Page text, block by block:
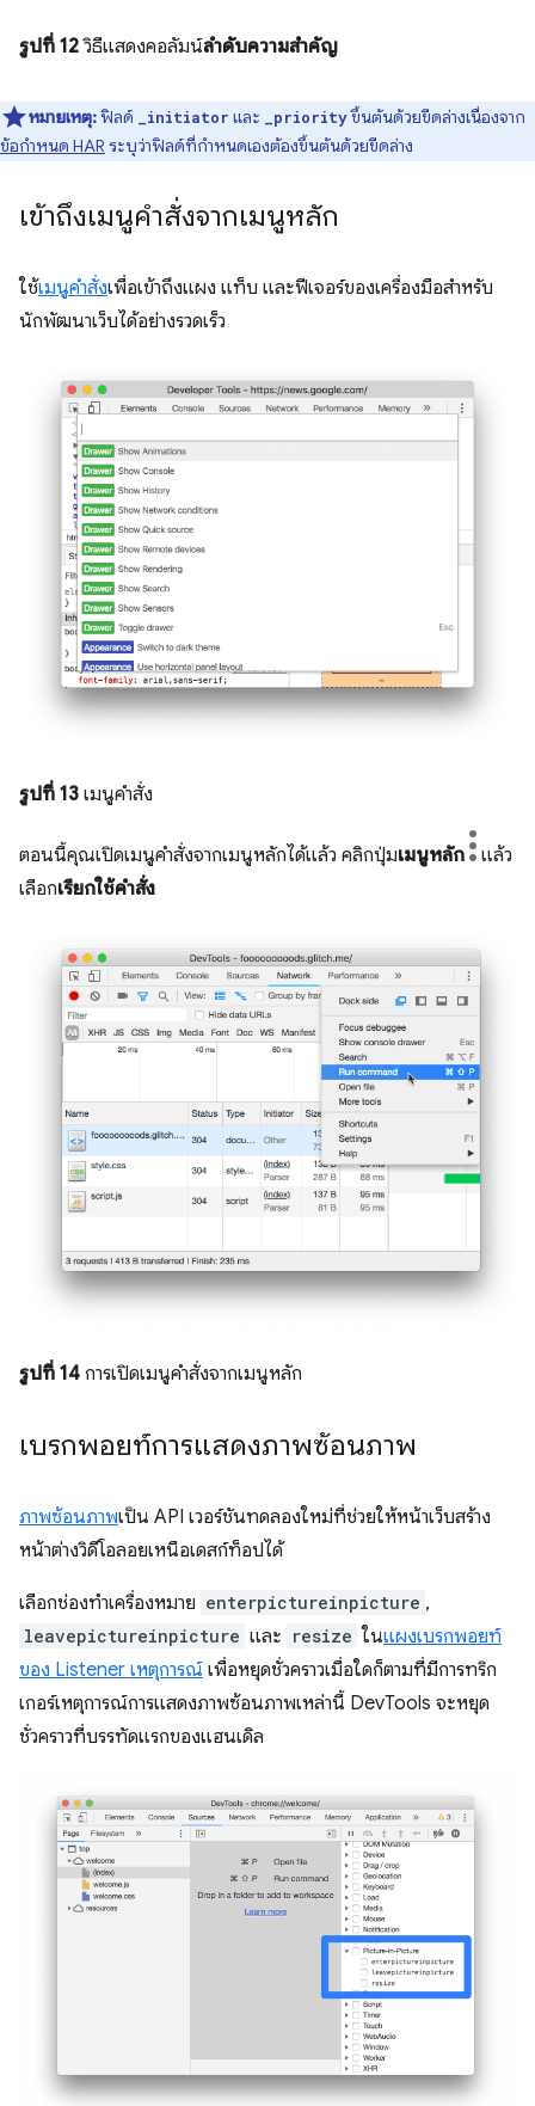
รูปที่ 12วิธีแสดงคอลัมน์ลำดับความสำคัญ
หมายเหตุ:ฟิลด์ _initiator และ _priorityขึ้นต้นด้วยขีดล่างเนื่องจาก
ข้อกำหนด HAR ระบุว่าฟิลด์ที่กำหนดเองต้องขึ้นต้นด้วยขีดล่าง
เข้าถึงเมนูคำสั่งจากเมนูหลัก
ใช้เมนูคำสั่งเพื่อเข้าถึงแผง แท็บ และฟีเจอร์ของเครื่องมือสำหรับ
นักพัฒนาเว็บได้อย่างรวดเร็ว
รูปที่ 13 เมนูคำสั่ง
ตอนนี้คุณเปิดเมนูคำสั่งจากเมนูหลักได้แล้ว คลิกปุ่มเมนูหลัก
แล้ว
เลือกเรียกใช้คำสั่ง
รูปที่ 14 การเปิดเมนูคำสั่งจากเมนูหลัก
เบรกพอยท์การแสดงภาพซ้อนภาพ
ภาพซ้อนภาพเป็น API เวอร์ชันทดลองใหม่ที่ช่วยให้หน้าเว็บสร้าง
หน้าต่างวิดีโอลอยเหนือเดสก์ท็อปได้
เลือกช่องทําเครื่องหมาย enterpictureinpicture ,
leavepictureinpicture และ resize ในแผงเบรกพอยท์
ของ Listener เหตุการณ์ เพื่อหยุดชั่วคราวเมื่อใดก็ตามที่มีการทริก
เกอร์เหตุการณ์การแสดงภาพซ้อนภาพเหล่านี้ DevTools จะหยุด
ชั่วคราวที่บรรทัดแรกของแฮนเดิล